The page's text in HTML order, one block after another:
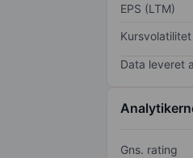
EPS (LTM)
Data leveret
Gns. rating